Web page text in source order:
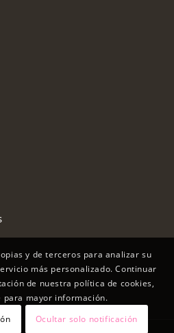
y de terceros para analizar su
más personalizado. Continuar
de nuestra política de cookies,
para mayor información.
Ocultar solo notificación